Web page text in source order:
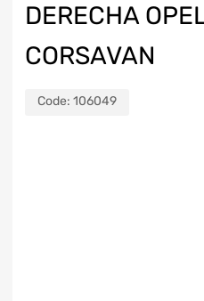
DERECHA
CORSAVAN
Code: 106049